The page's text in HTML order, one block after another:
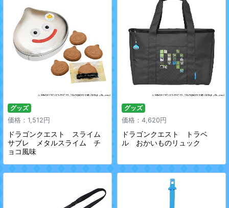
グッズ
価格：1,512円
ドラゴンクエスト スライム
サブレ メタルスライム チ
ョコ風味
グッズ
価格：4,620円
ドラゴンクエスト トラベ
ル おかいものリュック